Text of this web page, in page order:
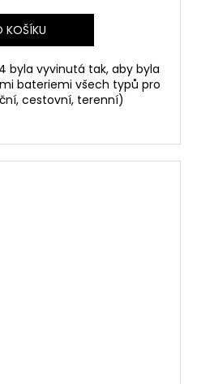
KOŠÍKU
byla vyvinutá tak, aby byla
bateriemi všech typů pro
cestovní, terenní)